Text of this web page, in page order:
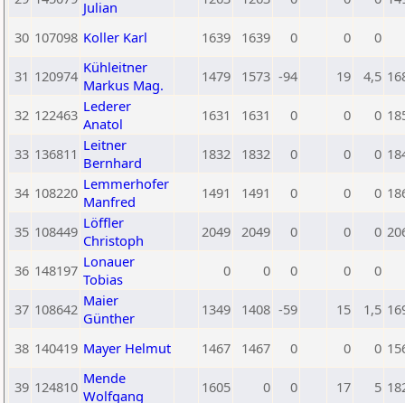
Julian
30 107098 Koller Karl 1639 1639 0 0 0
31 120974 Kühleitner
Markus Mag.
1479 1573 -94 19 4,5
32 122463 Lederer
Anatol
1631 1631 0 0 0
33 136811 Leitner
Bernhard
1832 1832 0 0 0
34 108220 Lemmerhofer
Manfred
1491 1491 0 0 0
35 108449 Löffler
Christoph
2049 2049 0 0 0
36 148197 Lonauer
Tobias
0 0 0 0 0
37 108642 Maier
Günther
1349 1408 -59 15 1,5
38 140419 Mayer Helmut 1467 1467 0 0 0
39 124810 Mende
Wolfgang
1605 0 0 17 5